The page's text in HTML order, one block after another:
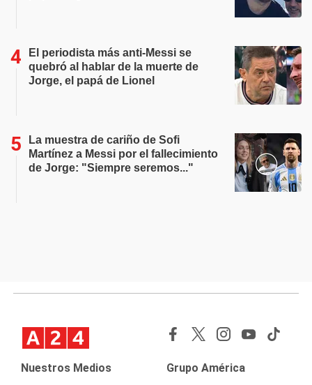
El periodista más anti-Messi se
quebró al hablar de la muerte de
Jorge, el papá de Lionel
La muestra de cariño de Sofi
Martínez a Messi por el fallecimiento
de Jorge: "Siempre seremos..."
Nuestros Medios Grupo América